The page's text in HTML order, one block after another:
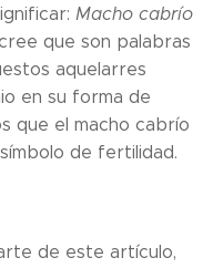
Macho cabrío
que son palabras
aquelarres
en su forma de
que el macho cabrío
de fertilidad.
de este artículo,